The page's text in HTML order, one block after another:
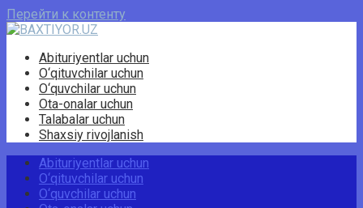
Перейти к контенту
Abituriyentlar uchun
O‘qituvchilar uchun
O‘quvchilar uchun
Ota-onalar uchun
Talabalar uchun
Shaxsiy rivojlanish
Abituriyentlar uchun
O‘qituvchilar uchun
O‘quvchilar uchun